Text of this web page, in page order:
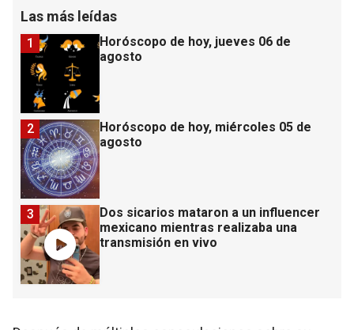
Las más leídas
Horóscopo de hoy, jueves 06 de
agosto
1
Horóscopo de hoy, miércoles 05 de
agosto
2
Dos sicarios mataron a un influencer
mexicano mientras realizaba una
transmisión en vivo
3